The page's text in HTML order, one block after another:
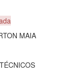
MAIA